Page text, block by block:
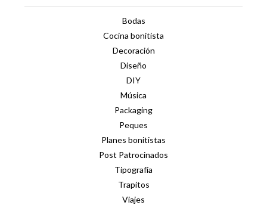
Bodas
Cocina bonitista
Decoración
Diseño
DIY
Música
Packaging
Peques
Planes bonitistas
Post Patrocinados
Tipografía
Trapitos
Viajes